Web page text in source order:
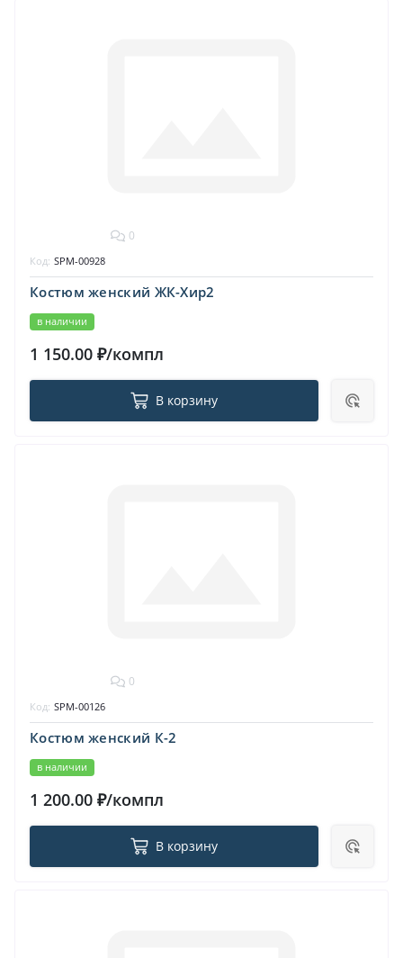
0
Костюм женский ЖК-Хир2
в наличии
Код: SPM-00928
1 150.00 ₽/компл
В корзину
0
Костюм женский К-2
в наличии
Код: SPM-00126
1 200.00 ₽/компл
В корзину